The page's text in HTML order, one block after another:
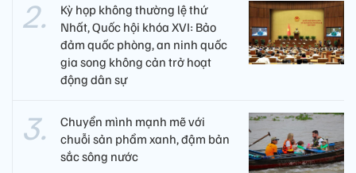
Kỳ họp không thường lệ thứ
Nhất, Quốc hội khóa XVI: Bảo
đảm quốc phòng, an ninh quốc
gia song không cản trở hoạt
động dân sự
Chuyển mình mạnh mẽ với
chuỗi sản phẩm xanh, đậm bản
sắc sông nước